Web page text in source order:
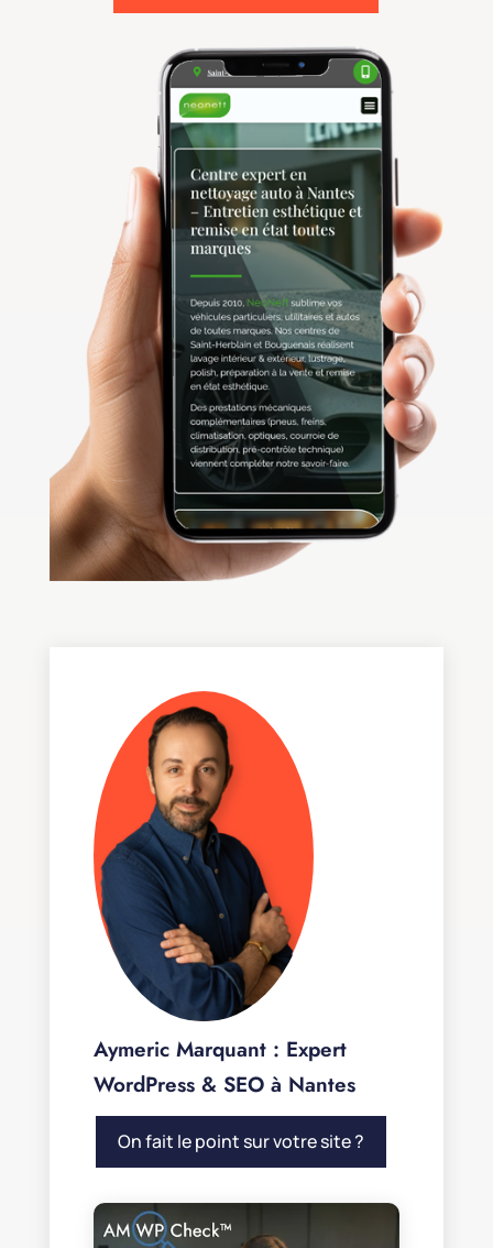
Aymeric Marquant : Expert
WordPress & SEO à Nantes
On fait le point sur votre site ?